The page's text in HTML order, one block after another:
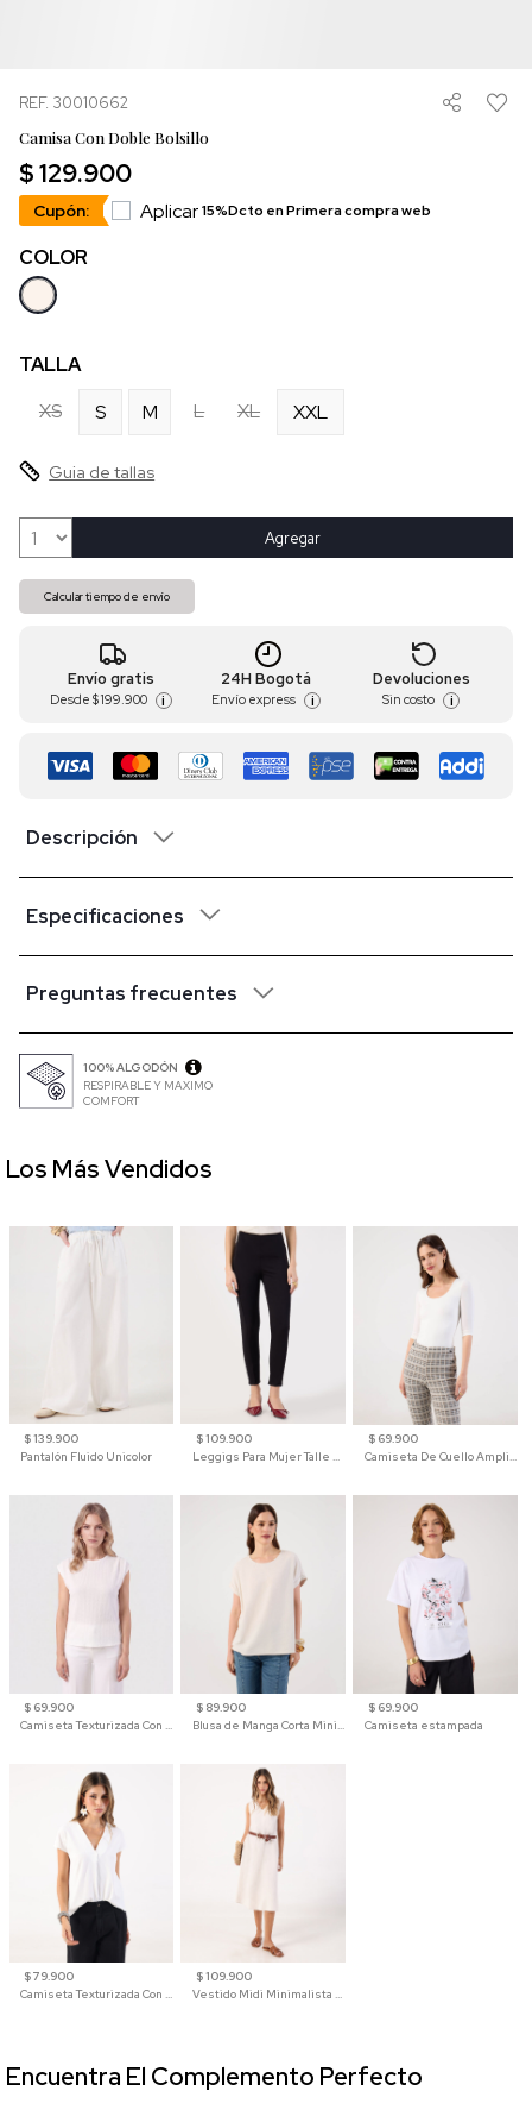
REF. 30010662
Camisa Con Doble Bolsillo
$ 129.900
Cupón: Aplicar15%Dcto en Primera compra web
COLOR
TALLA
XS
S M L XL XXL
Guia de tallas
Agregar
Calcular tiempo de envío
Envío gratis
Desde $ 199.900 i
24H Bogotá
Envío express i
Devoluciones
Sin costo i
Descripción
Especificaciones
Preguntas frecuentes
100% ALGODÓN
RESPIRABLE Y MAXIMO
COMFORT
$ 139.900
Pantalón Fluido Unicolor
$ 109.900
$ 69.900
$ 69.900
Camiseta Texturizada Con Hombro Caído Para Mujer
$ 89.900
Blusa de Manga Corta Minimalista para Mujer
$ 69.900
Camiseta estampada
$ 79.900
Camiseta Texturizada Con Cuello En V Para Mujer
$ 109.900
Vestido Midi Minimalista De Silueta Amplia
Los Más Vendidos
Encuentra El Complemento Perfecto